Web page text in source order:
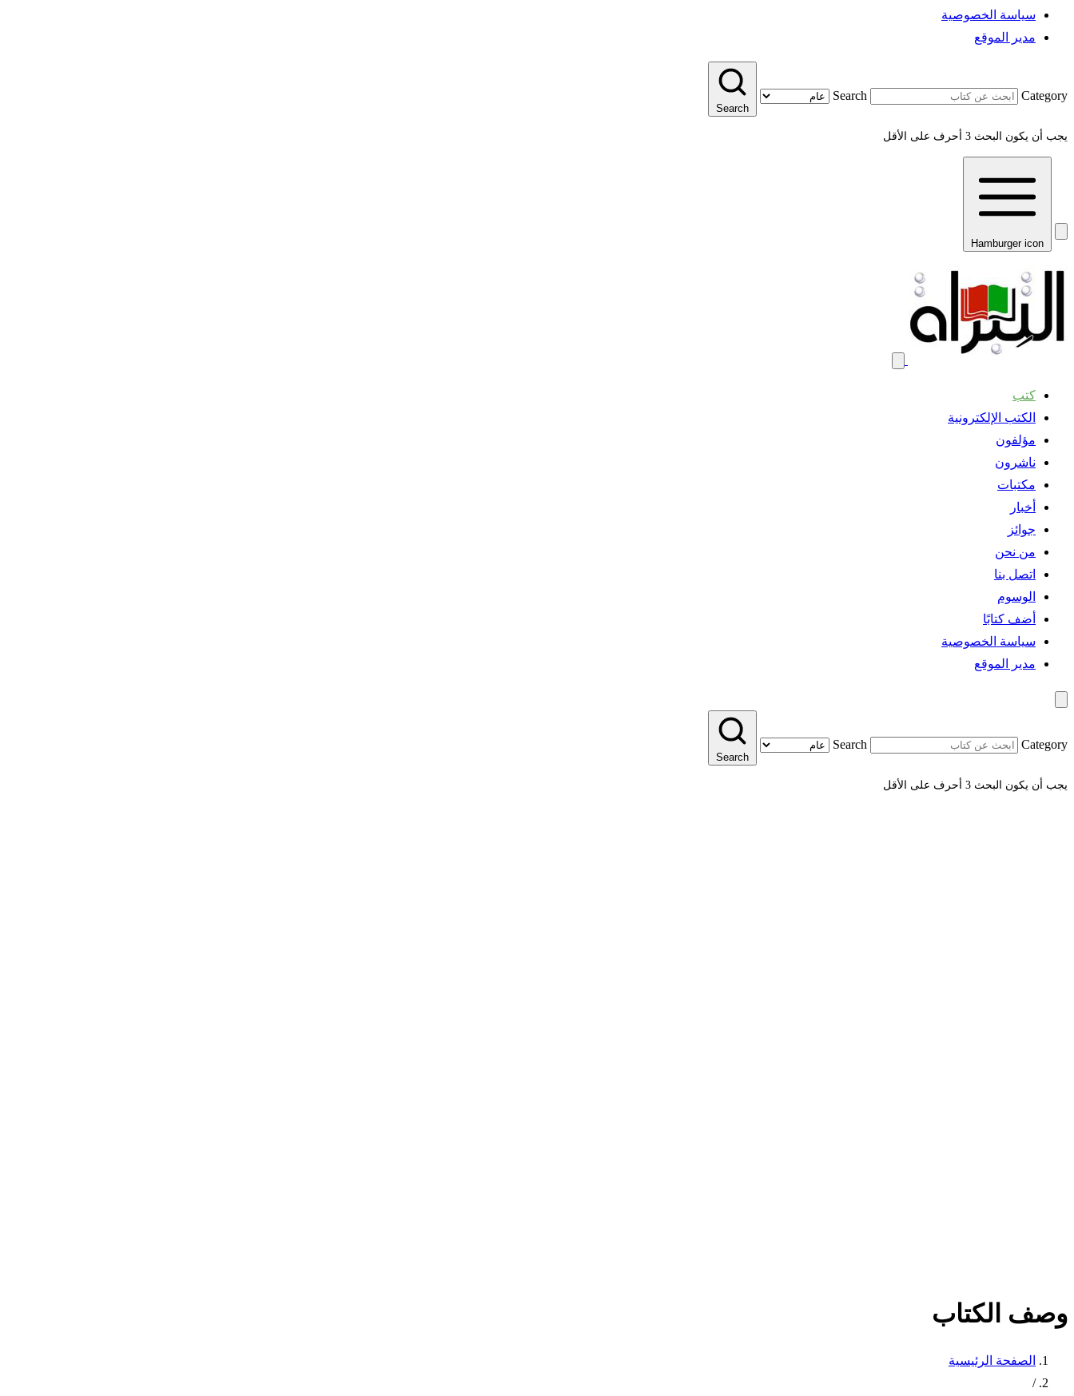
سياسة الخصوصية
مدير الموقع
Search Category
Search
يجب أن يكون البحث 3 أحرف على الأقل
Hamburger icon
كتب
الكتب الإلكترونية
مؤلفون
ناشرون
مكتبات
أخبار
جوائز
من نحن
اتصل بنا
الوسوم
أضف كتابًا
سياسة الخصوصية
مدير الموقع
Search Category
Search
يجب أن يكون البحث 3 أحرف على الأقل
وصف الكتاب
الصفحة الرئيسية
/